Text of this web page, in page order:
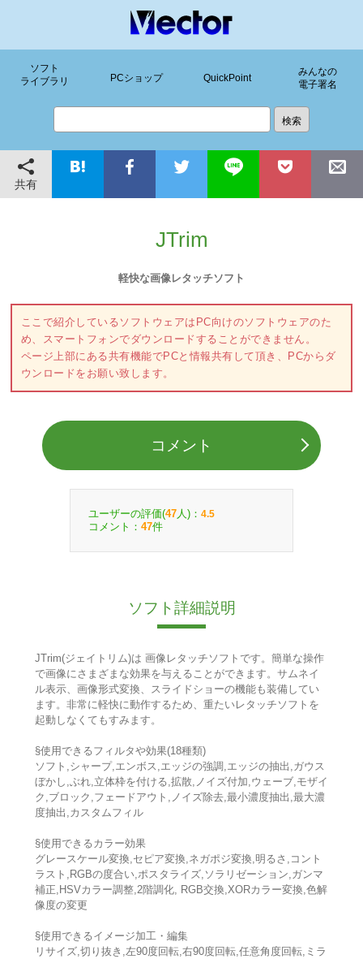
ソフト
ライブラリ
PCショップ QuickPoint
みんなの
電子署名
共有
JTrim
軽快な画像レタッチソフト
ここで紹介しているソフトウェアはPC向けのソフトウェアのた
め、スマートフォンでダウンロードすることができません。
ページ上部にある共有機能でPCと情報共有して頂き、PCからダ
ウンロードをお願い致します。
コメント
ユーザーの評価(47 人)： 4.5
コメント： 47件
ソフト詳細説明
JTrim(ジェイトリム)は 画像レタッチソフトです。簡単な操作
で画像にさまざまな効果を与えることができます。サムネイ
ル表示、画像形式変換、スライドショーの機能も装備してい
ます。非常に軽快に動作するため、重たいレタッチソフトを
起動しなくてもすみます。
§使用できるフィルタや効果(18種類)
ソフト,シャープ,エンボス,エッジの強調,エッジの抽出,ガウス
ぼかし,ぶれ,立体枠を付ける,拡散,ノイズ付加,ウェーブ,モザイ
ク,ブロック,フェードアウト,ノイズ除去,最小濃度抽出,最大濃
度抽出,カスタムフィル
§使用できるカラー効果
グレースケール変換,セピア変換,ネガポジ変換,明るさ,コント
ラスト,RGBの度合い,ポスタライズ,ソラリゼーション,ガンマ
補正,HSVカラー調整,2階調化, RGB交換,XORカラー変換,色解
像度の変更
§使用できるイメージ加工・編集
リサイズ,切り抜き,左90度回転,右90度回転,任意角度回転,ミラ